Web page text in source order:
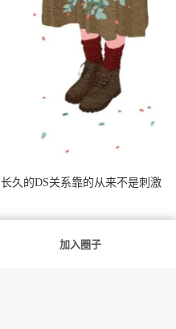
长久的DS关系靠的从来不是刺激
加入圈子